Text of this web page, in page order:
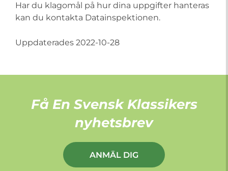
Har du klagomål på hur dina uppgifter hanteras
kan du kontakta Datainspektionen.
Uppdaterades 2022-10-28
Få En Svensk Klassikers
nyhetsbrev
ANMÄL DIG